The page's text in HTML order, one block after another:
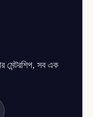
মেন্টরশিপ, সব এক